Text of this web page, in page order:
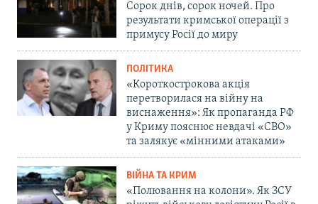
Сорок днів, сорок ночей. Про
результати кримської операції з
примусу Росії до миру
ПОЛІТИКА
«Короткострокова акція
перетворилася на війну на
виснаження»: Як пропаганда РФ
у Криму пояснює невдачі «СВО»
та залякує «мінними атаками»
ВІЙНА ТА КРИМ
«Полювання на колони». Як ЗСУ